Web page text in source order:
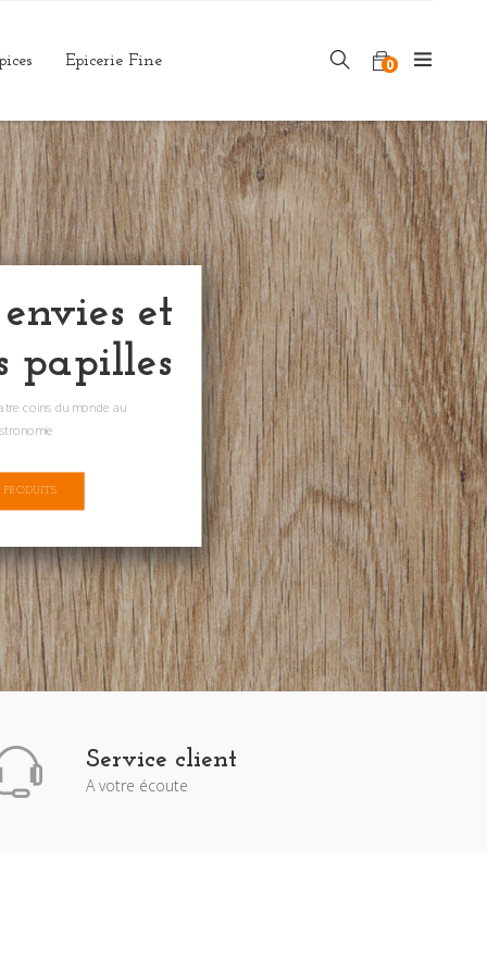
Epicerie Fine 0
et
papilles
coins du monde au
Service client
A votre écoute